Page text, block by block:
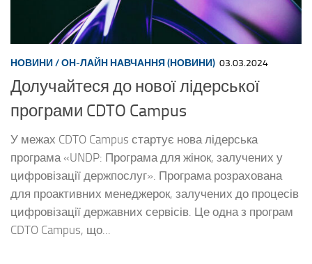
НОВИНИ/ОН-ЛАЙН НАВЧАННЯ (НОВИНИ) 03.03.2024
Долучайтеся до нової лідерської
програми CDTO Campus
У межах CDTO Campus стартує нова лідерська
програма «UNDP: Програма для жінок, залучених у
цифровізації держпослуг». Програма розрахована
для проактивних менеджерок, залучених до процесів
цифровізації державних сервісів. Це одна з програм
CDTO Campus, що...